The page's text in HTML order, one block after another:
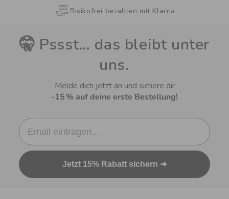
Risikofrei bezahlen mit Klarna
🤫 Pssst… das bleibt unter
uns.
Melde dich jetzt an und sichere dir
-15 % auf deine erste Bestellung!
Email
Jetzt 15% Rabatt sichern ➜